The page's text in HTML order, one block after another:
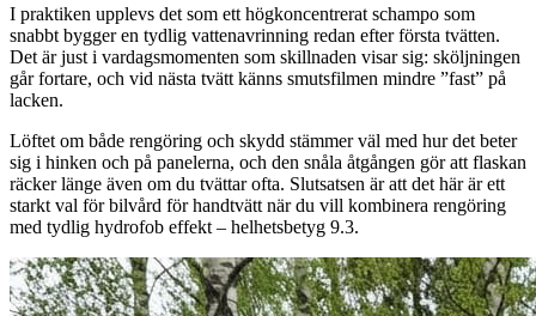
I praktiken upplevs det som ett högkoncentrerat schampo som
snabbt bygger en tydlig vattenavrinning redan efter första tvätten.
Det är just i vardagsmomenten som skillnaden visar sig: sköljningen
går fortare, och vid nästa tvätt känns smutsfilmen mindre ”fast” på
lacken.
Löftet om både rengöring och skydd stämmer väl med hur det beter
sig i hinken och på panelerna, och den snåla åtgången gör att flaskan
räcker länge även om du tvättar ofta. Slutsatsen är att det här är ett
starkt val för bilvård för handtvätt när du vill kombinera rengöring
med tydlig hydrofob effekt – helhetsbetyg 9.3.